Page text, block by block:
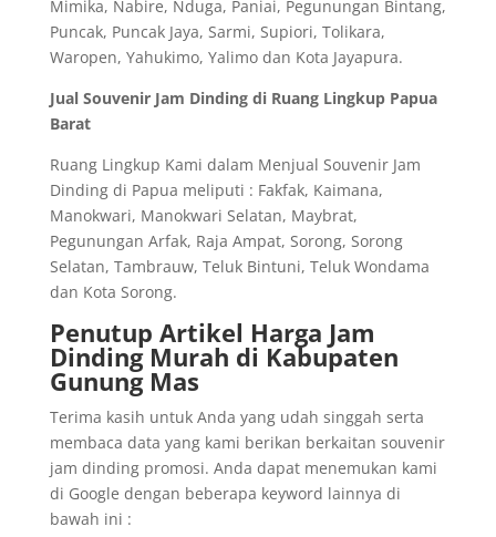
Mimika, Nabire, Nduga, Paniai, Pegunungan Bintang,
Puncak, Puncak Jaya, Sarmi, Supiori, Tolikara,
Waropen, Yahukimo, Yalimo dan Kota Jayapura.
Jual Souvenir Jam Dinding di Ruang Lingkup Papua
Barat
Ruang Lingkup Kami dalam Menjual Souvenir Jam
Dinding di Papua meliputi : Fakfak, Kaimana,
Manokwari, Manokwari Selatan, Maybrat,
Pegunungan Arfak, Raja Ampat, Sorong, Sorong
Selatan, Tambrauw, Teluk Bintuni, Teluk Wondama
dan Kota Sorong.
Penutup Artikel Harga Jam
Dinding Murah di Kabupaten
Gunung Mas
Terima kasih untuk Anda yang udah singgah serta
membaca data yang kami berikan berkaitan souvenir
jam dinding promosi. Anda dapat menemukan kami
di Google dengan beberapa keyword lainnya di
bawah ini :